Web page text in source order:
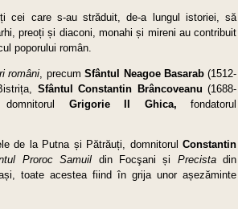
cei care s-au străduit, de-a lungul istoriei, să
preoți și diaconi, monahi și mireni au contribuit
poporului român.
români , precumSfântul Neagoe Basarab(1512-
Sfântul Constantin Brâncoveanu (1688-
Grigorie II Ghica, fondatorul
de la Putna și Pătrăuți, domnitorulConstantin
Proroc Samuil din Focşani și Precistadin
toate acestea fiind în grija unor așezăminte